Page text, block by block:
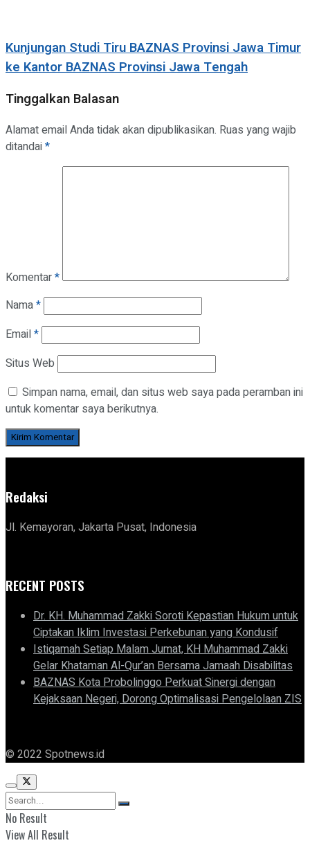
Kunjungan Studi Tiru BAZNAS Provinsi Jawa Timur
ke Kantor BAZNAS Provinsi Jawa Tengah
Tinggalkan Balasan
Alamat email Anda tidak akan dipublikasikan. Ruas yang wajib
ditandai*
Komentar*
Nama*
Email*
Situs Web
Simpan nama, email, dan situs web saya pada peramban ini
untuk komentar saya berikutnya.
Redaksi
Jl. Kemayoran, Jakarta Pusat, Indonesia
RECENT POSTS
Dr. KH. Muhammad Zakki Soroti Kepastian Hukum untuk
Ciptakan Iklim Investasi Perkebunan yang Kondusif
Istiqamah Setiap Malam Jumat, KH Muhammad Zakki
Gelar Khataman Al-Qur’an Bersama Jamaah Disabilitas
BAZNAS Kota Probolinggo Perkuat Sinergi dengan
Kejaksaan Negeri, Dorong Optimalisasi Pengelolaan ZIS
© 2022 Spotnews.id
No Result
View All Result